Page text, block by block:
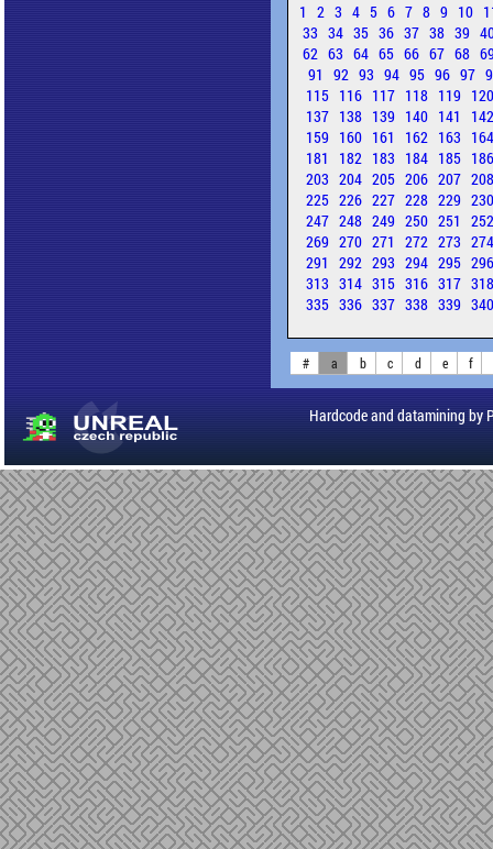
1 2 3 4 5 6 7 8 9 10
33 34 35 36 37 38 39
62 63 64 65 66 67 68
91 92 93 94 95 96 97
115 116 117 118 119
137 138 139 140 141
159 160 161 162 163
181
182 183 184 185
203 204 205 206 207
225 226 227 228 229
247 248 249 250 251
269 270 271 272 273
291 292 293 294 295
313 314 315 316 317
335 336 337 338 339
# a b c d e f
Hardcode and datamining by